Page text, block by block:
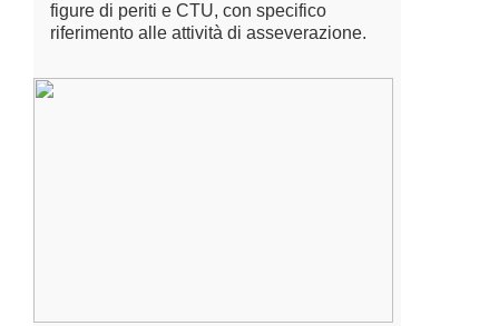
figure di periti e CTU, con specifico
riferimento alle attività di asseverazione.